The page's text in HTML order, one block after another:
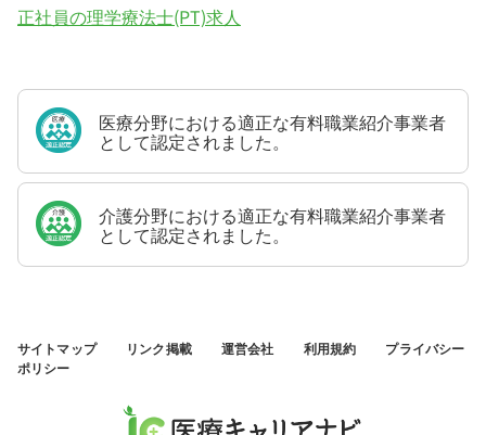
正社員の理学療法士(PT)求人
医療分野における適正な有料職業紹介事業者
として認定されました。
介護分野における適正な有料職業紹介事業者
として認定されました。
サイトマップ リンク掲載 運営会社 利用規約
プライバシー
ポリシー